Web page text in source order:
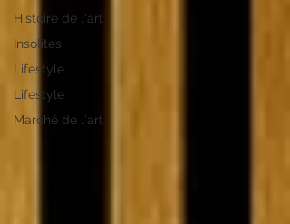
Histoire de l'art
Insolites
Lifestyle
Lifestyle
Marché de l'art